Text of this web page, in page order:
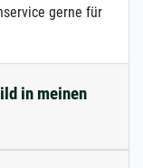
gerne für
in meinen